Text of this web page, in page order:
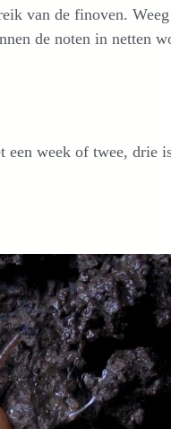
van de finoven.
de noten in netten
week of twee, drie